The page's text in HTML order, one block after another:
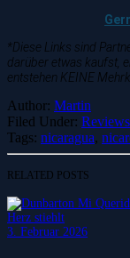
*Diese Links sind
darüber etwas kaufst,
entstehen KEINE
Author: Martin
Filed Under: Reviews
Tags: nicaragua,
RELATED POSTS
3. Februar 2026